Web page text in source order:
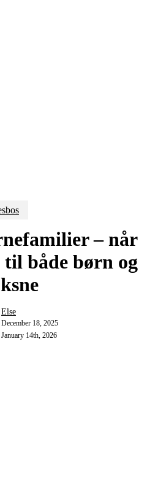
– når
både børn og
Else
December 18, 2025
January 14th, 2026